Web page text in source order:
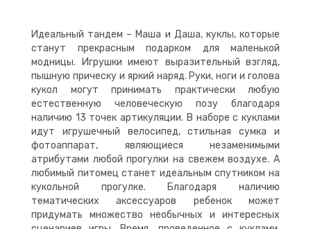
Идеальный тандем – Маша и Даша, куклы, которые
станут прекрасным подарком для маленькой
модницы. Игрушки имеют выразительный взгляд,
пышную прическу и яркий наряд. Руки, ноги и голова
кукол могут принимать практически любую
естественную человеческую позу благодаря
наличию 13 точек артикуляции. В наборе с куклами
идут игрушечный велосипед, стильная сумка и
фотоаппарат, являющиеся незаменимыми
атрибутами любой прогулки на свежем воздухе. А
любимый питомец станет идеальным спутником на
кукольной прогулке. Благодаря наличию
тематических аксессуаров ребенок может
придумать множество необычных и интересных